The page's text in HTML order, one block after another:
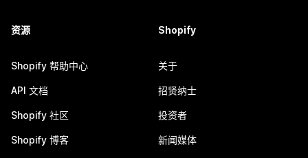
资源
Shopify 帮助中心
API 文档
Shopify 社区
Shopify 博客
Shopify
关于
招贤纳士
投资者
新闻媒体